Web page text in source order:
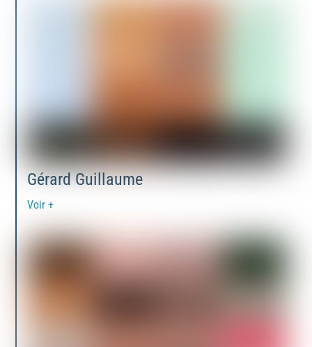
Gérard Guillaume
Voir +